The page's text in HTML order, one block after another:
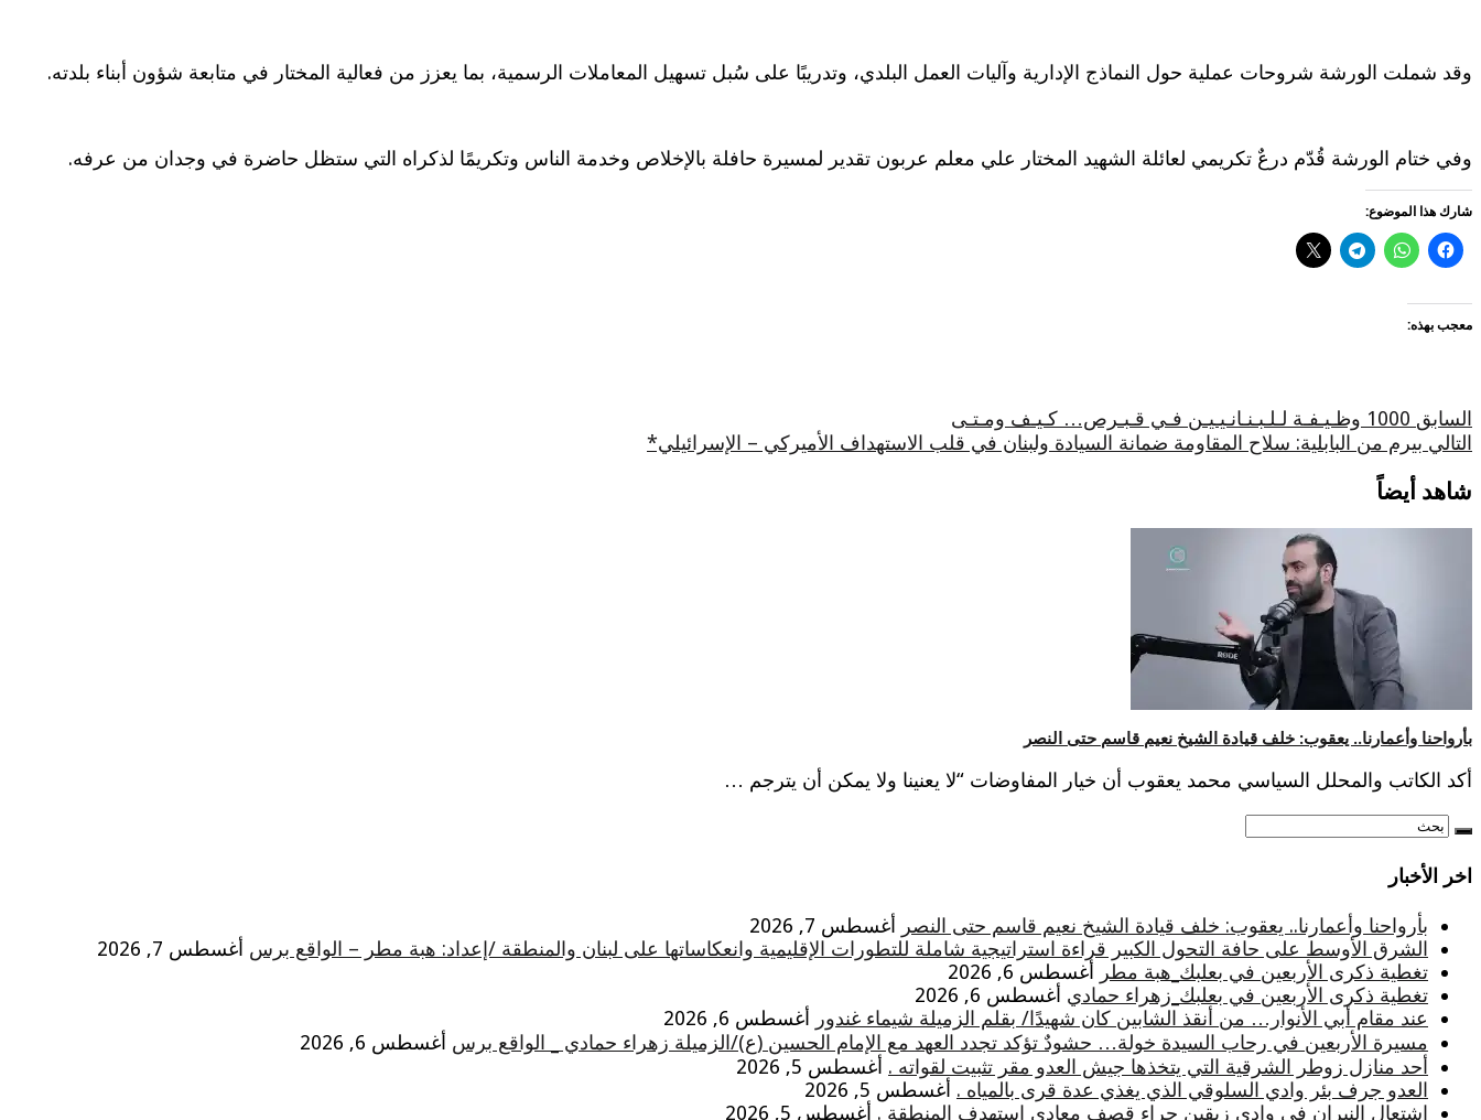
وقد شملت الورشة شروحات عملية حول النماذج الإدارية وآليات العمل البلدي، وتدريبًا على سُبل تسهيل المعاملات الرسمية، بما يعزز من فعالية المختار في متابعة شؤون أبناء بلدته.
وفي ختام الورشة قُدّم درعٌ تكريمي لعائلة الشهيد المختار علي معلم عربون تقدير لمسيرة حافلة بالإخلاص وخدمة الناس وتكريمًا لذكراه التي ستظل حاضرة في وجدان من عرفه.
شارك هذا الموضوع:
معجب بهذه:
السابق
التالي بيرم من البابلية: سلاح المقاومة ضمانة السيادة ولبنان في قلب الاستهداف الأميركي – الإسرائيلي*
شاهد أيضاً
بأرواحنا وأعمارنا.. يعقوب: خلف قيادة الشيخ نعيم قاسم حتى النصر
أكد الكاتب والمحلل السياسي محمد يعقوب أن خيار المفاوضات “لا يعنينا ولا يمكن أن يترجم …
اخر الأخبار
بأرواحنا وأعمارنا.. يعقوب: خلف قيادة الشيخ نعيم قاسم حتى النصر أغسطس 7, 2026
الشرق الأوسط على حافة التحول الكبير قراءة استراتيجية شاملة للتطورات الإقليمية وانعكاساتها على لبنان والمنطقة /إعداد: هبة مطر – الواقع برس أغسطس 7, 2026
تغطية ذكرى الأربعين في بعلبك_هبة مطر أغسطس 6, 2026
تغطية ذكرى الأربعين في بعلبك_زهراء حمادي أغسطس 6, 2026
عند مقام أبي الأنوار… من أنقذ الشابين كان شهيدًا/ بقلم الزميلة شيماء غندور أغسطس 6, 2026
مسيرة الأربعين في رحاب السيدة خولة… حشودٌ تؤكد تجدد العهد مع الإمام الحسين (ع)/الزميلة زهراء حمادي _ الواقع برس أغسطس 6, 2026
أحد منازل زوطر الشرقية التي يتخذها جيش العدو مقر تثبيت لقواته . أغسطس 5, 2026
العدو جرف بئر وادي السلوقي الذي يغذي عدة قرى بالمياه . أغسطس 5, 2026
إشتعال النيران في وادي زبقين جراء قصف معادي استهدف المنطقة . أغسطس 5, 2026